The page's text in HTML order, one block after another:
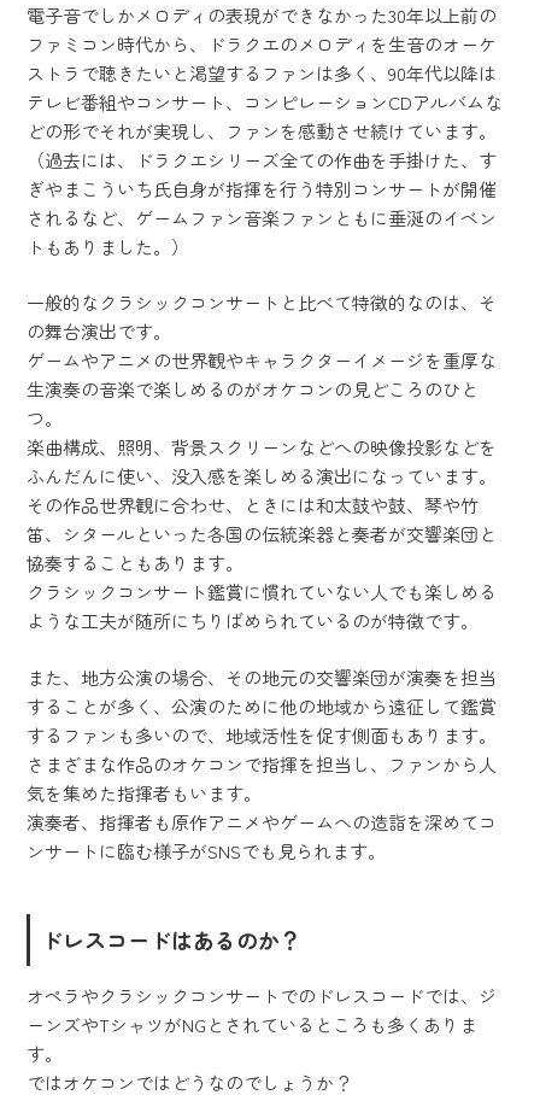
電子音でしかメロディの表現ができなかった30年以上前の
ファミコン時代から、ドラクエのメロディを生音のオーケ
ストラで聴きたいと渇望するファンは多く、90年代以降は
テレビ番組やコンサート、コンピレーションCDアルバムな
どの形でそれが実現し、ファンを感動させ続けています。
（過去には、ドラクエシリーズ全ての作曲を手掛けた、す
ぎやまこういち氏自身が指揮を行う特別コンサートが開催
されるなど、ゲームファン音楽ファンともに垂涎のイベン
トもありました。）
一般的なクラシックコンサートと比べて特徴的なのは、そ
の舞台演出です。
ゲームやアニメの世界観やキャラクターイメージを重厚な
生演奏の音楽で楽しめるのがオケコンの見どころのひと
つ。
楽曲構成、照明、背景スクリーンなどへの映像投影などを
ふんだんに使い、没入感を楽しめる演出になっています。
その作品世界観に合わせ、ときには和太鼓や鼓、琴や竹
笛、シタールといった各国の伝統楽器と奏者が交響楽団と
協奏することもあります。
クラシックコンサート鑑賞に慣れていない人でも楽しめる
ような工夫が随所にちりばめられているのが特徴です。
また、地方公演の場合、その地元の交響楽団が演奏を担当
することが多く、公演のために他の地域から遠征して鑑賞
するファンも多いので、地域活性を促す側面もあります。
さまざまな作品のオケコンで指揮を担当し、ファンから人
気を集めた指揮者もいます。
演奏者、指揮者も原作アニメやゲームへの造詣を深めてコ
ンサートに臨む様子がSNSでも見られます。
ドレスコードはあるのか？
オペラやクラシックコンサートでのドレスコードでは、ジ
ーンズやTシャツがNGとされているところも多くありま
す。
ではオケコンではどうなのでしょうか？